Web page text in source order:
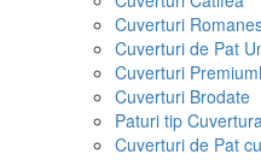
Cuverturi
Cuverturi de Pat
Cuverturi Premium
Cuverturi Brodate
Paturi tip
Cuverturi de Pat